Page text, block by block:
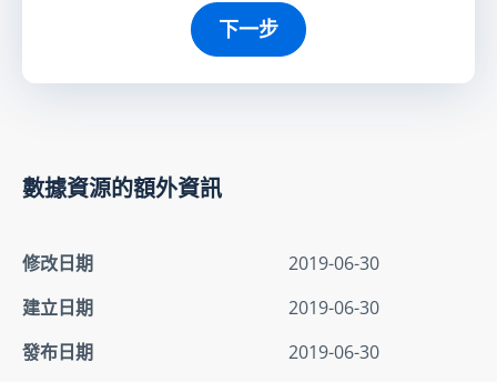
下一步
數據資源的額外資訊
修改日期
2019-06-30
建立日期
2019-06-30
發布日期
2019-06-30